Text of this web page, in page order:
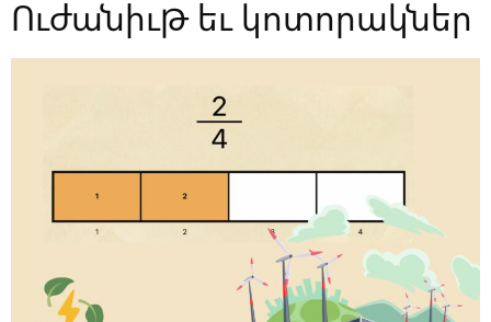
Ուժանիւթ եւ կոտորակներ